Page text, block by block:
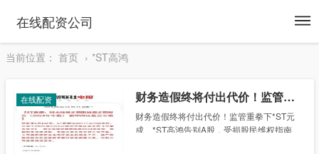
在线配资公司
当前位置： 首页 *ST高鸿
在线配资 财务造假终将付出代价！监管重拳下*ST元成、*ST高鸿告别A股，受损股民维权指南
财务造假终将付出代价！监管重拳下*ST元
成、*ST高鸿告别A股，受损股民维权指南